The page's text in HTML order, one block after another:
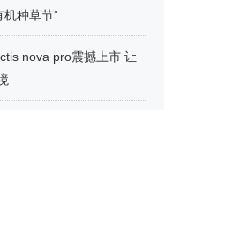
机种草节”
nova pro震撼上市 让